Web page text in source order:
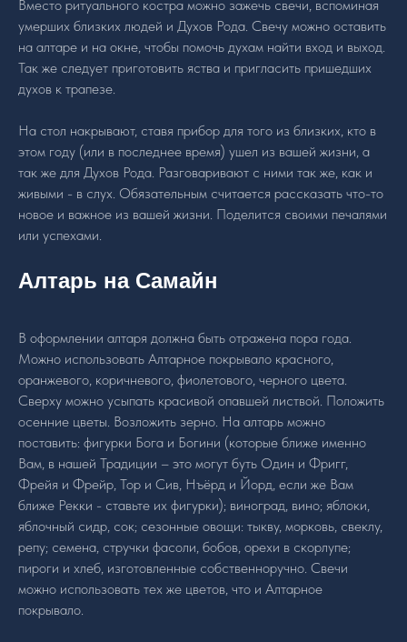
Вместо ритуального костра можно зажечь свечи, вспоминая
умерших близких людей и Духов Рода. Свечу можно оставить
на алтаре и на окне, чтобы помочь духам найти вход и выход.
Так же следует приготовить яства и пригласить пришедших
духов к трапезе.
На стол накрывают, ставя прибор для того из близких, кто в
этом году (или в последнее время) ушел из вашей жизни, а
так же для Духов Рода. Разговаривают с ними так же, как и
живыми - в слух. Обязательным считается рассказать что-то
новое и важное из вашей жизни. Поделится своими печалями
или успехами.
Алтарь на Самайн
В оформлении алтаря должна быть отражена пора года.
Можно использовать Алтарное покрывало красного,
оранжевого, коричневого, фиолетового, черного цвета.
Сверху можно усыпать красивой опавшей листвой. Положить
осенние цветы. Возложить зерно. На алтарь можно
поставить: фигурки Бога и Богини (которые ближе именно
Вам, в нашей Традиции – это могут буть Один и Фригг,
Фрейя и Фрейр, Тор и Сив, Нъёрд и Йорд, если же Вам
ближе Рекки - ставьте их фигурки); виноград, вино; яблоки,
яблочный сидр, сок; сезонные овощи: тыкву, морковь, свеклу,
репу; семена, стручки фасоли, бобов, орехи в скорлупе;
пироги и хлеб, изготовленные собственноручно. Свечи
можно использовать тех же цветов, что и Алтарное
покрывало.